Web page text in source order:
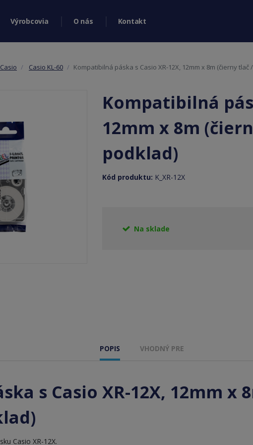
Výrobcovia O nás Kontakt
Casio KL-60 Kompatibilná páska s Casio XR-12X, 12mm x 8m (čierny
Kompatibilná
12mm x 8m
podklad)
Kód produktu: K_XR-12X
Na sklade
POPIS VHODNÝ PRE
s Casio XR-12X, 12mm x
Casio XR-12X.